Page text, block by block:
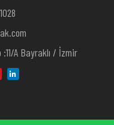
:11/A Bayraklı / İzmir